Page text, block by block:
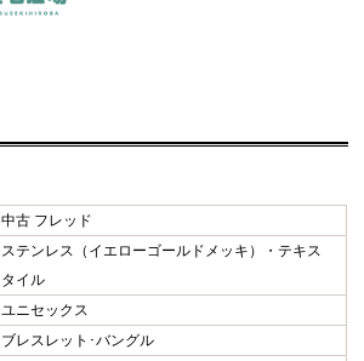
中古 フレッド
ステンレス（イエローゴールドメッキ）・テキス
タイル
ユニセックス
ブレスレット･バングル